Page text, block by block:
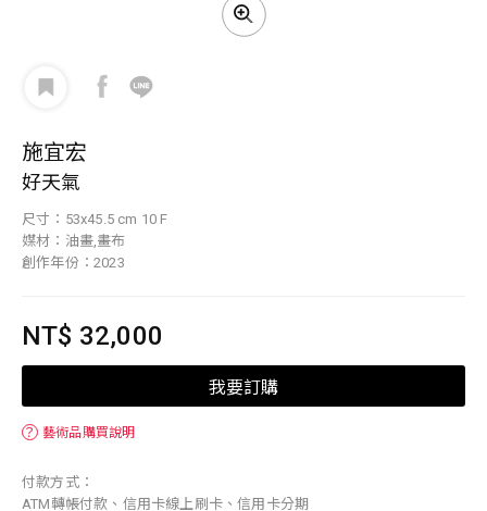
施宜宏
好天氣
尺寸：53x45.5 cm 10 F
媒材：油畫,畫布
創作年份：2023
NT$ 32,000
我要訂購
？ 藝術品購買說明
付款方式：
ATM轉帳付款、信用卡線上刷卡、信用卡分期